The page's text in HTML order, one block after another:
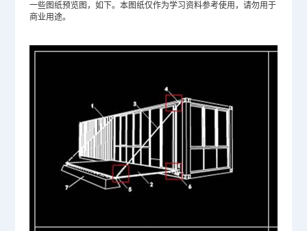
一些图纸预览图，如下。本图纸仅作为学习资料参考使用，请勿用于
商业用途。